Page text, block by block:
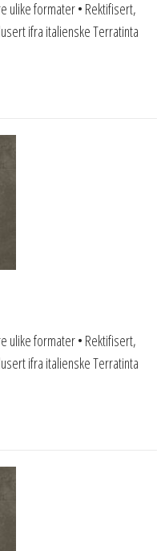
ulike formater • Rektifisert,
ifra italienske Terratinta
ulike formater • Rektifisert,
ifra italienske Terratinta